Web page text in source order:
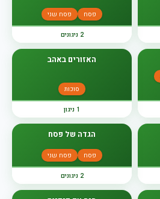
פסח פסח שני
2 ניגונים
האזורים באהב
סוכות
1 ניגון
הגדה של פסח
פסח פסח שני
2 ניגונים